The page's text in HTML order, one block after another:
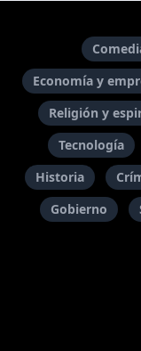
Economía y
Religión y
Tecnología
Historia
Gobierno